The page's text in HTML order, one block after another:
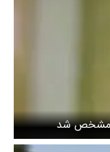
مشخص شد